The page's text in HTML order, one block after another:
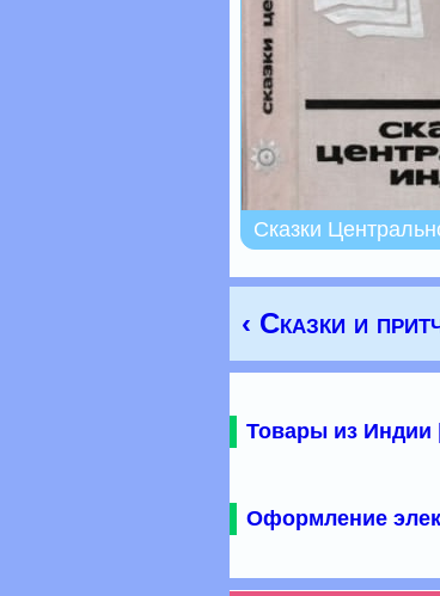
Сказки
‹ Сказки и
Товары из Индии
Оформление